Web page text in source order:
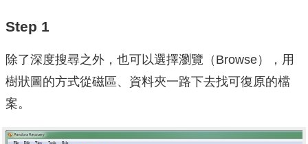
Step 1
除了深度搜尋之外，也可以選擇瀏覽（Browse），用
樹狀圖的方式從磁區、資料夾一路下去找可復原的檔
案。